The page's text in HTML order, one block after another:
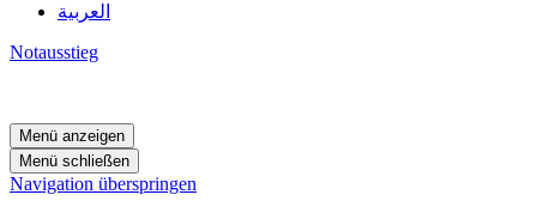
العربية
Notausstieg
Menü anzeigen
Menü schließen
Navigation überspringen